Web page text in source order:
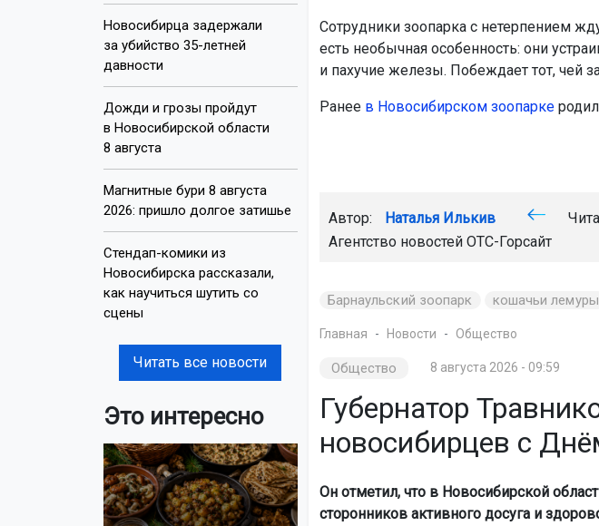
Новосибирца задержали
за убийство 35-летней
давности
Дожди и грозы пройдут
в Новосибирской области
8 августа
Магнитные бури 8 августа
2026: пришло долгое затишье
Стендап-комики из
Новосибирска рассказали,
как научиться шутить со
сцены
Читать все новости
Это интересно
Сотрудники зоопарка с нетерпением
есть необычная особенность: они
и пахучие железы. Побеждает тот, чей
Ранее в Новосибирском зоопарке
Автор: Наталья Илькив
Агентство новостей ОТС-Горсайт
Барнаульский зоопарк кошачьи лемуры
Главная Новости Общество
Общество 8 августа 2026 - 09:59
Губернатор
новосибирцев с
Он отметил, что в Новосибирской
сторонников активного досуга и